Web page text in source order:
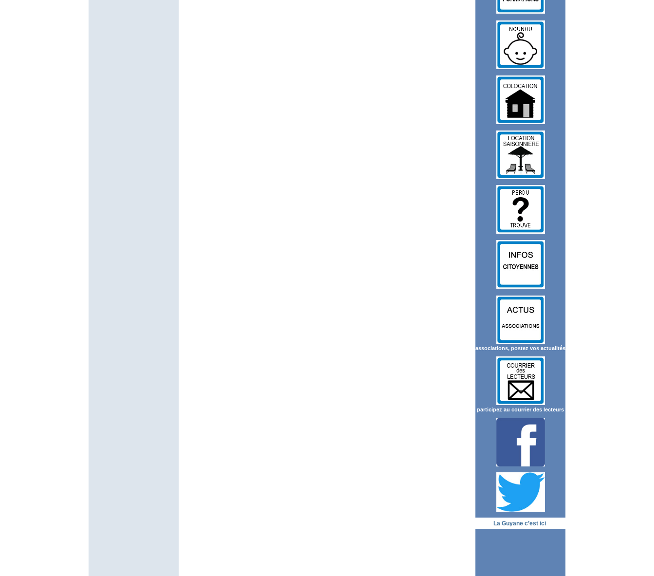
associations, postez vos actualités
participez au courrier des lecteurs
La Guyane c’est ici